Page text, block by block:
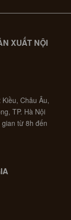
XUẤT NỘI
Châu Âu,
TP. Hà Nội
từ 8h đến